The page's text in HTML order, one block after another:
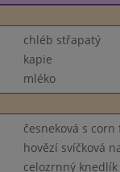
chléb střapatý
kapie
mléko
česneková s corn
hovězí svíčková
celozrnný knedlík